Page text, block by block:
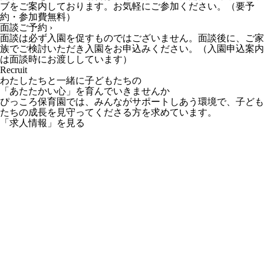
ブをご案内しております。お気軽にご参加ください。（要予
約・参加費無料）
面談ご予約 ›
面談は必ず入園を促すものではございません。面談後に、ご家
族でご検討いただき入園をお申込みください。（入園申込案内
は面談時にお渡ししています）
Recruit
わたしたちと一緒に子どもたちの
「あたたかい心」を育んでいきませんか
ぴっころ保育園では、みんながサポートしあう環境で、子ども
たちの成長を見守ってくださる方を求めています。
「求人情報」を見る